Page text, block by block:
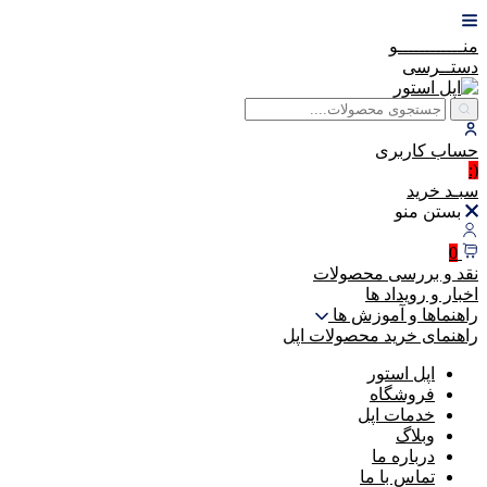
منــــــــــــو
دستــرسی
حساب کاربری
(:
سبـد خرید
بستن منو
0
نقد و بررسی محصولات
اخبار و رویداد ها
راهنماها و آموزش ها
راهنمای خرید محصولات اپل
اپل استور
فروشگاه
خدمات اپل
وبلاگ
درباره ما
تماس با ما